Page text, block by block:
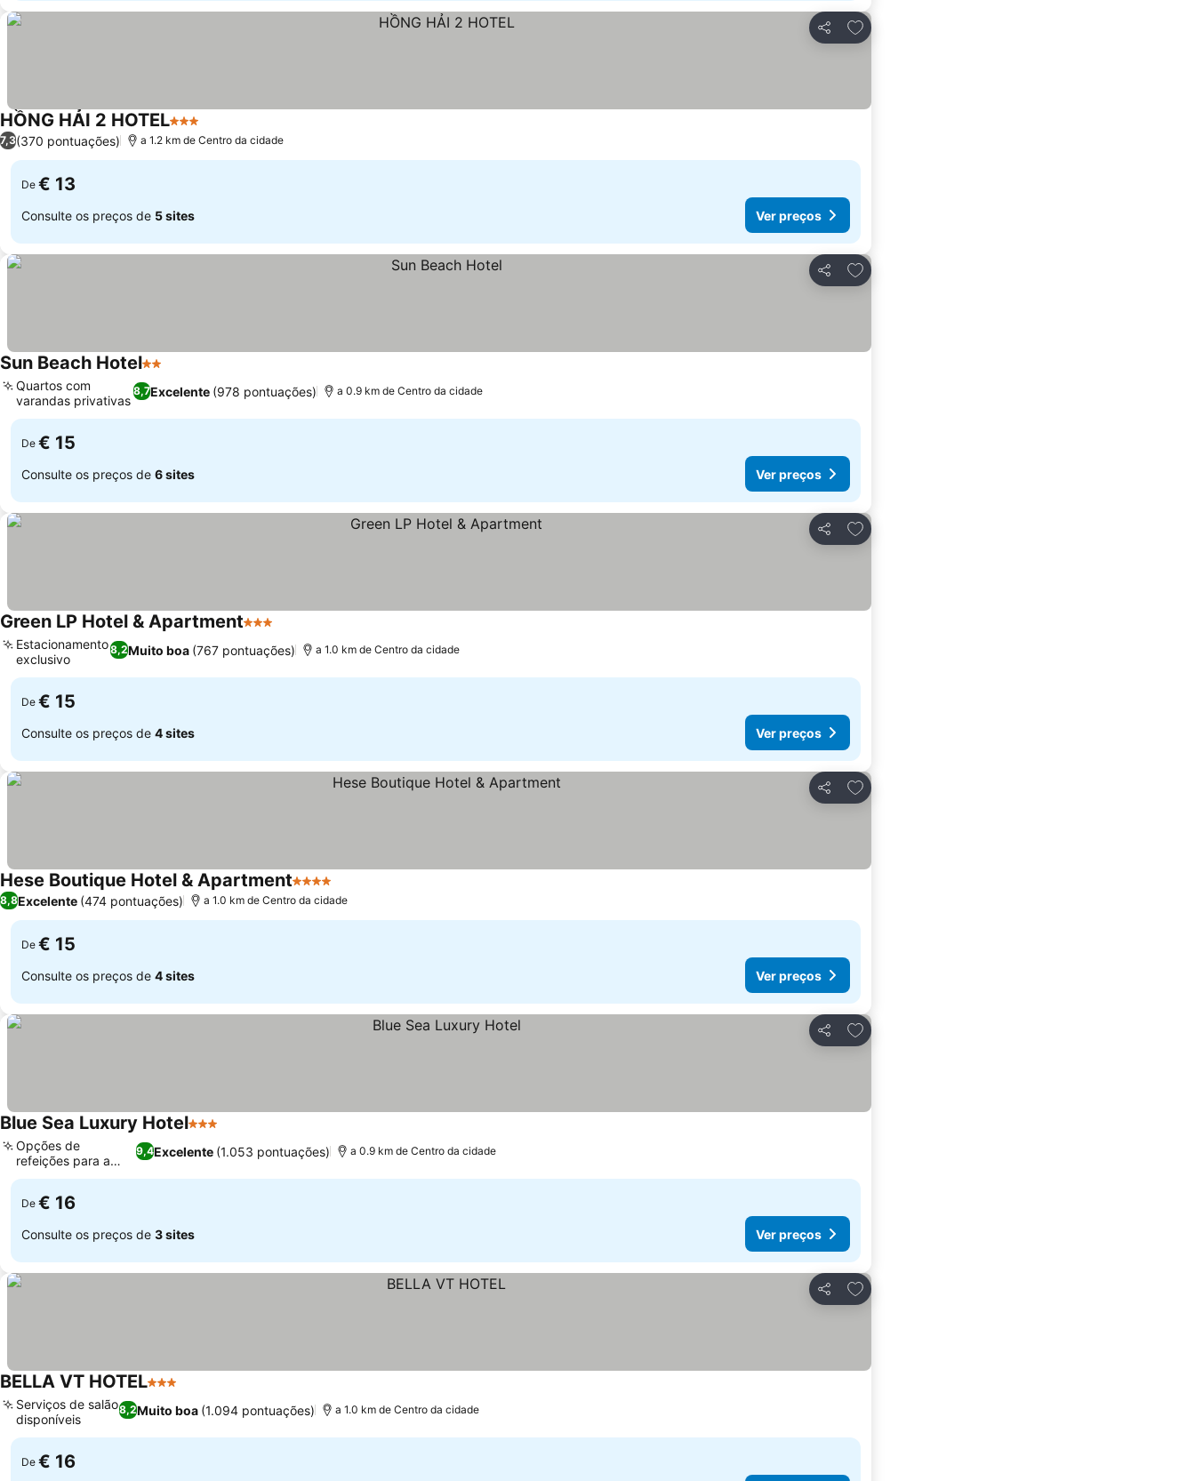
Partilhar
Adicionar aos favoritos
HỒNG HẢI 2 HOTEL3 Estrelas
7,3(370 pontuações) a 1.2 km de Centro da cidade
De € 13
Consulte os preços de 5 sites Ver preços
Partilhar
Adicionar aos favoritos
Sun Beach Hotel2 Estrelas
8,7Excelente (978 pontuações)
Quartos com
varandas privativas
a 0.9 km de Centro da cidade
De € 15
Consulte os preços de 6 sites Ver preços
Partilhar
Adicionar aos favoritos
Green LP Hotel & Apartment3 Estrelas
8,2Muito boa (767 pontuações)
Estacionamento
exclusivo
a 1.0 km de Centro da cidade
De € 15
Consulte os preços de 4 sites Ver preços
Partilhar
Adicionar aos favoritos
Hese Boutique Hotel & Apartment4 Estrelas
8,8Excelente (474 pontuações) a 1.0 km de Centro da cidade
De € 15
Consulte os preços de 4 sites Ver preços
Partilhar
Adicionar aos favoritos
Blue Sea Luxury Hotel3 Estrelas
9,4Excelente (1.053 pontuações)
Opções de
refeições para a
família
a 0.9 km de Centro da cidade
De € 16
Consulte os preços de 3 sites Ver preços
Partilhar
Adicionar aos favoritos
BELLA VT HOTEL3 Estrelas
8,2Muito boa (1.094 pontuações)
Serviços de salão
disponíveis
a 1.0 km de Centro da cidade
De € 16